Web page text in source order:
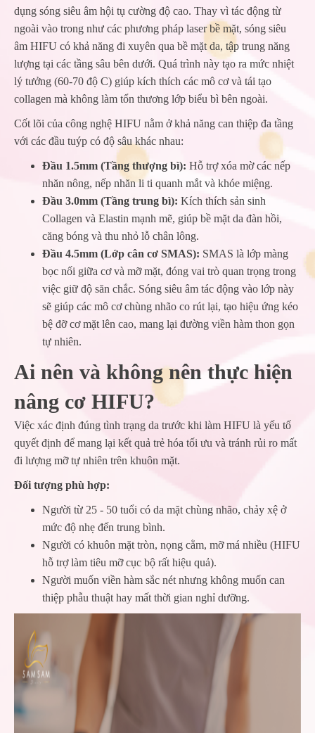
dụng sóng siêu âm hội tụ cường độ cao. Thay vì tác động từ
ngoài vào trong như các phương pháp laser bề mặt, sóng siêu
âm HIFU có khả năng đi xuyên qua bề mặt da, tập trung năng
lượng tại các tầng sâu bên dưới. Quá trình này tạo ra mức nhiệt
lý tưởng (60-70 độ C) giúp kích thích các mô cơ và tái tạo
collagen mà không làm tổn thương lớp biểu bì bên ngoài.
Cốt lõi của công nghệ HIFU nằm ở khả năng can thiệp đa tầng
với các đầu tuýp có độ sâu khác nhau:
Đầu 1.5mm (Tầng thượng bì): Hỗ trợ xóa mờ các nếp
nhăn nông, nếp nhăn li ti quanh mắt và khóe miệng.
Đầu 3.0mm (Tầng trung bì): Kích thích sản sinh
Collagen và Elastin mạnh mẽ, giúp bề mặt da đàn hồi,
căng bóng và thu nhỏ lỗ chân lông.
Đầu 4.5mm (Lớp cân cơ SMAS): SMAS là lớp màng
bọc nối giữa cơ và mỡ mặt, đóng vai trò quan trọng trong
việc giữ độ săn chắc. Sóng siêu âm tác động vào lớp này
sẽ giúp các mô cơ chùng nhão co rút lại, tạo hiệu ứng kéo
bệ đỡ cơ mặt lên cao, mang lại đường viền hàm thon gọn
tự nhiên.
Ai nên và không nên thực hiện
nâng cơ HIFU?
Việc xác định đúng tình trạng da trước khi làm HIFU là yếu tố
quyết định để mang lại kết quả trẻ hóa tối ưu và tránh rủi ro mất
đi lượng mỡ tự nhiên trên khuôn mặt.
Đối tượng phù hợp:
Người từ 25 - 50 tuổi có da mặt chùng nhão, chảy xệ ở
mức độ nhẹ đến trung bình.
Người có khuôn mặt tròn, nọng cằm, mỡ má nhiều (HIFU
hỗ trợ làm tiêu mỡ cục bộ rất hiệu quả).
Người muốn viền hàm sắc nét nhưng không muốn can
thiệp phẫu thuật hay mất thời gian nghỉ dưỡng.